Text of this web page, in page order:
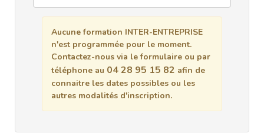
Aucune formation INTER-ENTREPRISE
n'est programmée pour le moment.
Contactez-nous via le formulaire ou par
téléphone au 04 28 95 15 82 afin de
connaitre les dates possibles ou les
autres modalités d'inscription.